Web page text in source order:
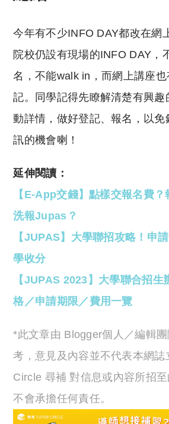
今年有不少INFO DAY都改在網
院校仍設有現場的INFO DAY，
名，不能walk in，而網上講座
記。同學記得先瞭解清楚有興
動詳情，做好登記、報名，以免
訊的機會喇！
延伸閱讀：
【E-App交錢】點樣交報名費
洗報Jupas？
【JUPAS】大學聯招攻略！申
學收分
【JUPAS 2023】大學聯合招生
格／申請期限／費用一覽
*此文章由 Blogger個人／編輯
考，意見及內容並不代表本網誌
Circle 尋補 對信息或內容所招至
不會承擔任何責任。